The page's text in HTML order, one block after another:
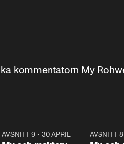
kommentatorn My
AVSNITT 9• 30 APRIL AVSNITT 8